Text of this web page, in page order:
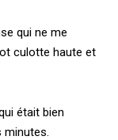
qui ne me
culotte haute et
était bien
minutes.